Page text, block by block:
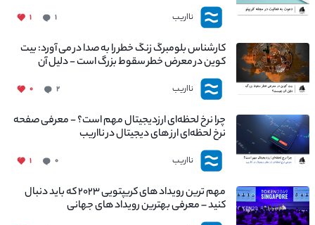
نااریب ۱ ۱
کارشناس بلومبرگ زنگ خطر را به صدا در می آورد: بیت
کوین در معرض خطر سقوط بزرگ است - دلیل آن
چیست؟
نااریب ۲ ۰
چرا نرخ لحظه‌ای ارزدیجیتال مهم است؟ - معرفی صفحه
نرخ لحظه‌ای ارز های دیجیتال در نااریب
نااریب ۰ ۱
مهم ترین رویداد های کریپتویی ۲۰۲۳ که باید دنبال
کنید – معرفی بهترین رویداد های جهانی